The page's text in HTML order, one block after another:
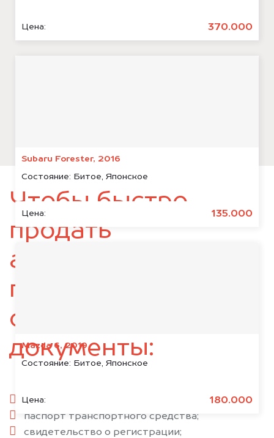
Цена: 370.000
Subaru Forester, 2016
Состояние: Битое, Японское
Цена: 135.000
Mazda 6, 2019
Состояние: Битое, Японское
Цена: 180.000
Чтобы быстро
продать
автомобиль,
подготовьте
следующие
документы:
паспорт гражданина РФ;
паспорт транспортного средства;
свидетельство о регистрации;